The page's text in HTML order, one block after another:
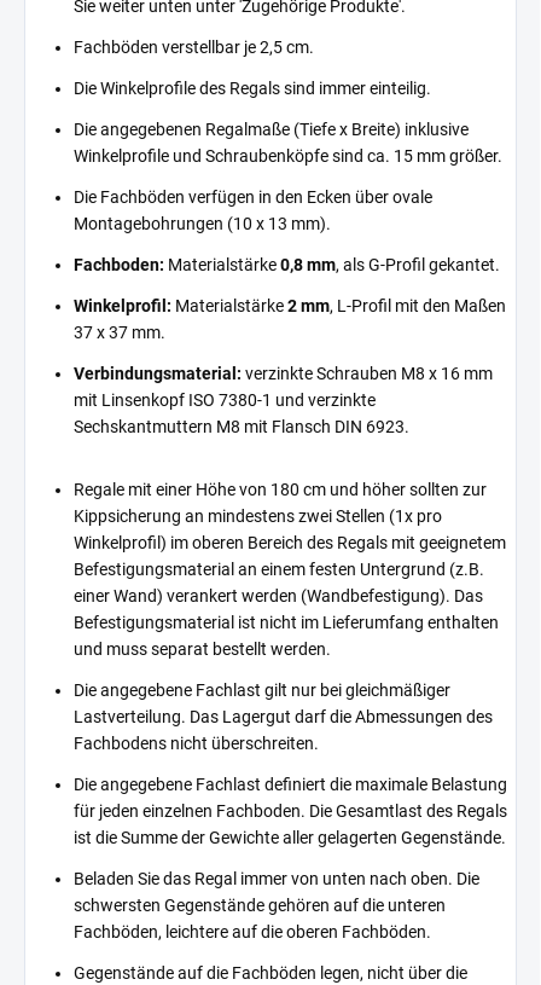
Sie weiter unten unter 'Zugehörige Produkte'.
Fachböden verstellbar je 2,5 cm.
Die Winkelprofile des Regals sind immer einteilig.
Die angegebenen Regalmaße (Tiefe x Breite) inklusive
Winkelprofile und Schraubenköpfe sind ca. 15 mm größer.
Die Fachböden verfügen in den Ecken über ovale
Montagebohrungen (10 x 13 mm).
Fachboden: Materialstärke0,8 mm, als G-Profil gekantet.
Winkelprofil: Materialstärke2 mm, L-Profil mit den Maßen
37 x 37 mm.
Verbindungsmaterial: verzinkte Schrauben M8 x 16 mm
mit Linsenkopf ISO 7380-1 und verzinkte
Sechskantmuttern M8 mit Flansch DIN 6923.
Regale mit einer Höhe von 180 cm und höher sollten zur
Kippsicherung an mindestens zwei Stellen (1x pro
Winkelprofil) im oberen Bereich des Regals mit geeignetem
Befestigungsmaterial an einem festen Untergrund (z.B.
einer Wand) verankert werden (Wandbefestigung). Das
Befestigungsmaterial ist nicht im Lieferumfang enthalten
und muss separat bestellt werden.
Die angegebene Fachlast gilt nur bei gleichmäßiger
Lastverteilung. Das Lagergut darf die Abmessungen des
Fachbodens nicht überschreiten.
Die angegebene Fachlast definiert die maximale Belastung
für jeden einzelnen Fachboden. Die Gesamtlast des Regals
ist die Summe der Gewichte aller gelagerten Gegenstände.
Beladen Sie das Regal immer von unten nach oben. Die
schwersten Gegenstände gehören auf die unteren
Fachböden, leichtere auf die oberen Fachböden.
Gegenstände auf die Fachböden legen, nicht über die